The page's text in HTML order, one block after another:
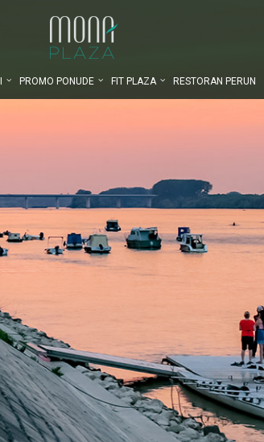
PROMO PONUDE FIT PLAZA RESTORAN PERUN